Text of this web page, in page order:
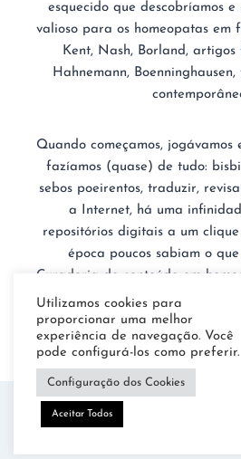
esquecido que descobríamos
valioso para os homeopatas em
Kent, Nash, Borland, artigos
Hahnemann,
Quando começamos, jogávamos
fazíamos (quase) de tudo:
sebos poeirentos, traduzir,
a Internet, há uma
repositórios digitais a um
época poucos sabiam o
Curadoria de conteúdo em
bom nome para o nosso
época. É o que continuamos
meios digitais.
Utilizamos cookies para
proporcionar uma melhor
experiência de navegação. Você
pode configurá-los como preferir.
Configuração dos Cookies
Aceitar Todos